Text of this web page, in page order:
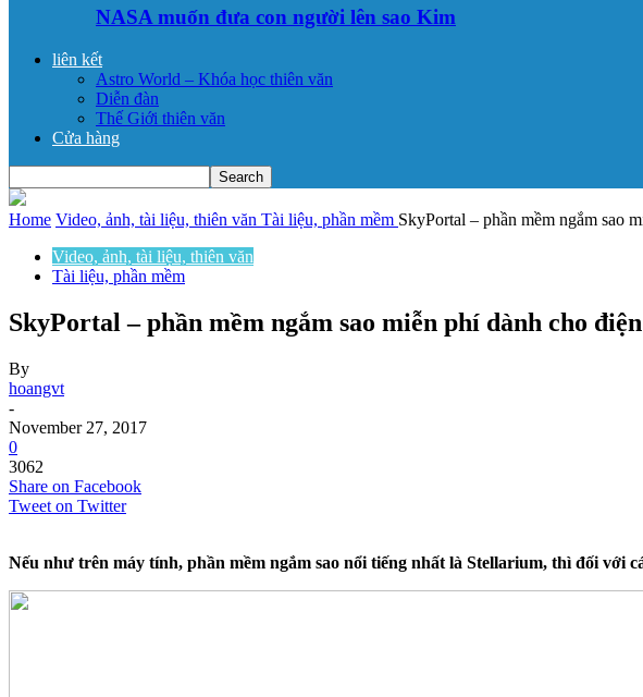
NASA muốn đưa con người lên sao Kim
liên kết
Astro World – Khóa học thiên văn
Diễn đàn
Thế Giới thiên văn
Cửa hàng
Home Video, ảnh, tài liệu, thiên văn Tài liệu, phần mềm SkyPortal – phần mềm ngắm sao
Video, ảnh, tài liệu, thiên văn
Tài liệu, phần mềm
SkyPortal – phần mềm ngắm sao miễn phí dành cho
By
hoangvt
-
November 27, 2017
0
3062
Share on Facebook
Tweet on Twitter
Nếu như trên máy tính, phần mềm ngắm sao nổi tiếng nhất là Stellarium, thì đối